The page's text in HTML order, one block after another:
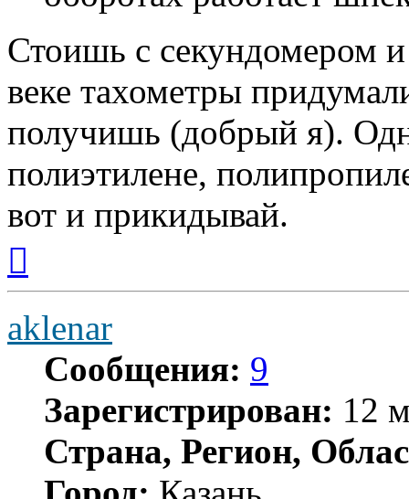
Стоишь с секундомером
веке тахометры
получишь (добрый я).
полиэтилене,
вот и прикидывай.
началу
aklenar
Сообщения: 9
Зарегистрирован: 12
Страна, Регион,